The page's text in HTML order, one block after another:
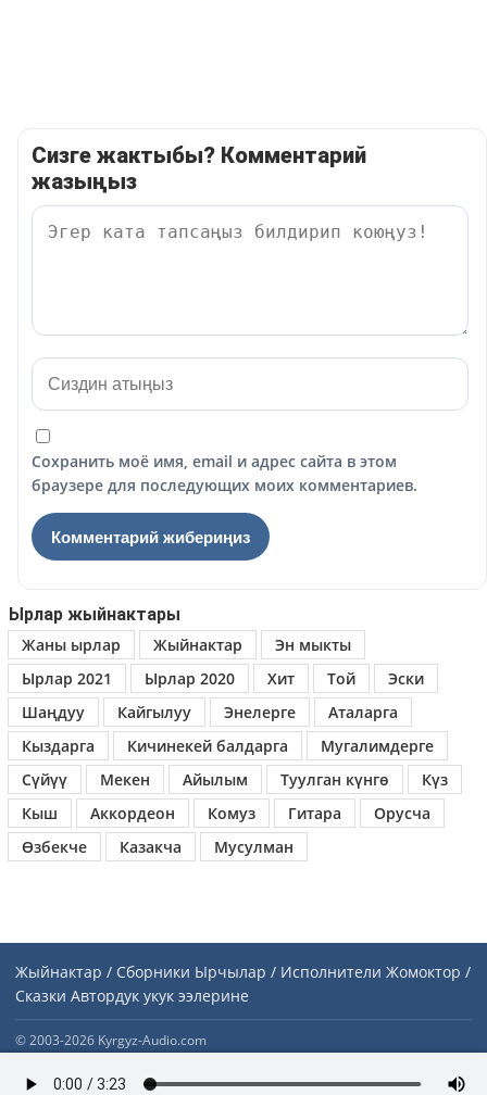
Сизге жактыбы? Комментарий
жазыңыз
Сохранить моё имя, email и адрес сайта в этом
браузере для последующих моих комментариев.
Ырлар жыйнактары
Жаны ырлар
Жыйнактар
Эн мыкты
Ырлар 2021
Ырлар 2020 Хит Той
Эски
Шаңдуу
Кайгылуу Энелерге
Аталарга
Кыздарга
Кичинекей балдарга
Мугалимдерге
Сүйүү
Мекен Айылым Туулган күнгө
Күз
Кыш
Аккордеон Комуз Гитара
Орусча
Өзбекче
Казакча Мусулман
Жыйнактар / Сборники Ырчылар / Исполнители Жомоктор /
Сказки Автордук укук ээлерине
© 2003-2026 Kyrgyz-Audio.com